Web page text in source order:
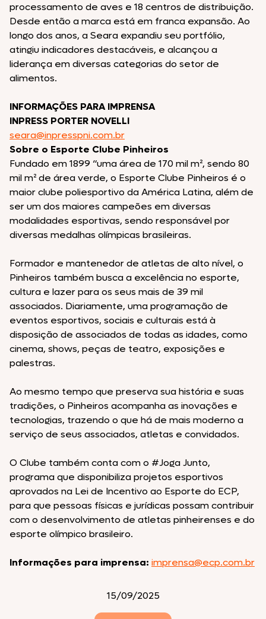
processamento de aves e 18 centros de distribuição.
Desde então a marca está em franca expansão. Ao
longo dos anos, a Seara expandiu seu portfólio,
atingiu indicadores destacáveis, e alcançou a
liderança em diversas categorias do setor de
alimentos.
INFORMAÇÕES PARA IMPRENSA
INPRESS PORTER NOVELLI
seara@inpresspni.com.br
Sobre o Esporte Clube Pinheiros
Fundado em 1899 “uma área de 170 mil m², sendo 80
mil m² de área verde, o Esporte Clube Pinheiros é o
maior clube poliesportivo da América Latina, além de
ser um dos maiores campeões em diversas
modalidades esportivas, sendo responsável por
diversas medalhas olímpicas brasileiras.
Formador e mantenedor de atletas de alto nível, o
Pinheiros também busca a excelência no esporte,
cultura e lazer para os seus mais de 39 mil
associados. Diariamente, uma programação de
eventos esportivos, sociais e culturais está à
disposição de associados de todas as idades, como
cinema, shows, peças de teatro, exposições e
palestras.
Ao mesmo tempo que preserva sua história e suas
tradições, o Pinheiros acompanha as inovações e
tecnologias, trazendo o que há de mais moderno a
serviço de seus associados, atletas e convidados.
O Clube também conta com o #Joga Junto,
programa que disponibiliza projetos esportivos
aprovados na Lei de Incentivo ao Esporte do ECP,
para que pessoas físicas e jurídicas possam contribuir
com o desenvolvimento de atletas pinheirenses e do
esporte olímpico brasileiro.
Informações para imprensa: imprensa@ecp.com.br
15/09/2025